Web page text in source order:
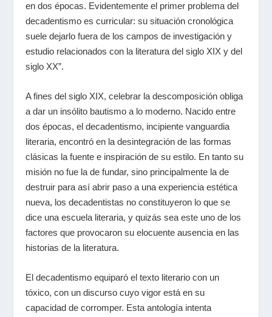
en dos épocas. Evidentemente el primer problema del
decadentismo es curricular: su situación cronológica
suele dejarlo fuera de los campos de investigación y
estudio relacionados con la literatura del siglo XIX y del
siglo XX”.
A fines del siglo XIX, celebrar la descomposición obliga
a dar un insólito bautismo a lo moderno. Nacido entre
dos épocas, el decadentismo, incipiente vanguardia
literaria, encontró en la desintegración de las formas
clásicas la fuente e inspiración de su estilo. En tanto su
misión no fue la de fundar, sino principalmente la de
destruir para así abrir paso a una experiencia estética
nueva, los decadentistas no constituyeron lo que se
dice una escuela literaria, y quizás sea este uno de los
factores que provocaron su elocuente ausencia en las
historias de la literatura.
El decadentismo equiparó el texto literario con un
tóxico, con un discurso cuyo vigor está en su
capacidad de corromper. Esta antología intenta